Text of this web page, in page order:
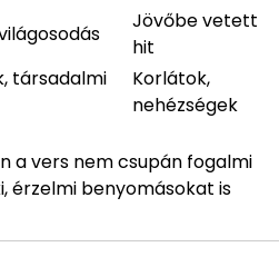
Jövőbe vetett
hit
társadalmi
Korlátok,
nehézségek
a vers nem csupán fogalmi
érzelmi benyomásokat is